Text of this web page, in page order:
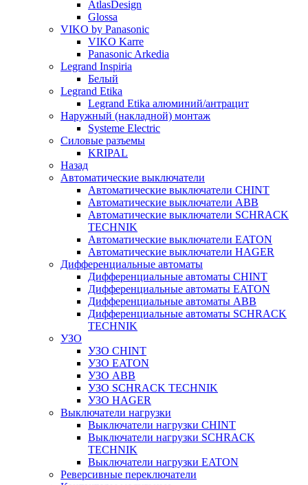
AtlasDesign
Glossa
VIKO by Panasonic
VIKO Karre
Panasonic Arkedia
Legrand Inspiria
Белый
Legrand Etika
Legrand Etika алюминий/антрацит
Наружный (накладной) монтаж
Systeme Electric
Силовые разъемы
KRIPAL
Назад
Автоматические выключатели
Автоматические выключатели CHINT
Автоматические выключатели ABB
Автоматические выключатели SCHRACK
TECHNIK
Автоматические выключатели EATON
Автоматические выключатели HAGER
Дифференциальные автоматы
Дифференциальные автоматы CHINT
Дифференциальные автоматы EATON
Дифференциальные автоматы ABB
Дифференциальные автоматы SCHRACK
TECHNIK
УЗО
УЗО CHINT
УЗО EATON
УЗО ABB
УЗО SCHRACK TECHNIK
УЗО HAGER
Выключатели нагрузки
Выключатели нагрузки CHINT
Выключатели нагрузки SCHRACK
TECHNIK
Выключатели нагрузки EATON
Реверсивные переключатели